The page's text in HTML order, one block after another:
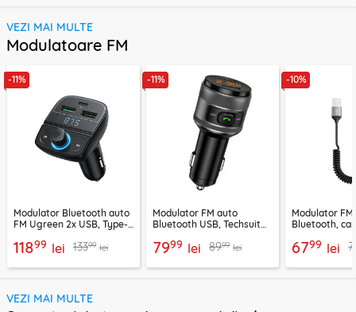
VEZI MAI MULTE
Modulatoare FM
-11%
Modulator Bluetooth auto
FM Ugreen 2x USB, Type-
11899 lei 13399 lei
-11%
Modulator FM auto
Bluetooth USB, Techsuit
7999 lei 8999 lei
-10%
Modulator
Bluetooth,
6799 lei
VEZI MAI MULTE